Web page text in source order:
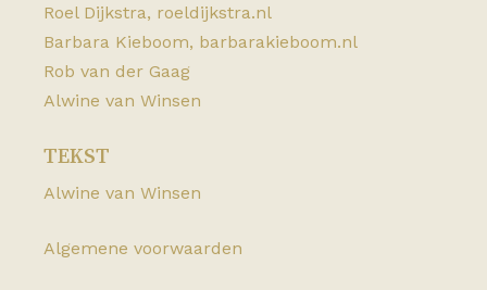
Roel Dijkstra, roeldijkstra.nl
Barbara Kieboom, barbarakieboom.nl
Rob van der Gaag
Alwine van Winsen
TEKST
Alwine van Winsen
Algemene voorwaarden